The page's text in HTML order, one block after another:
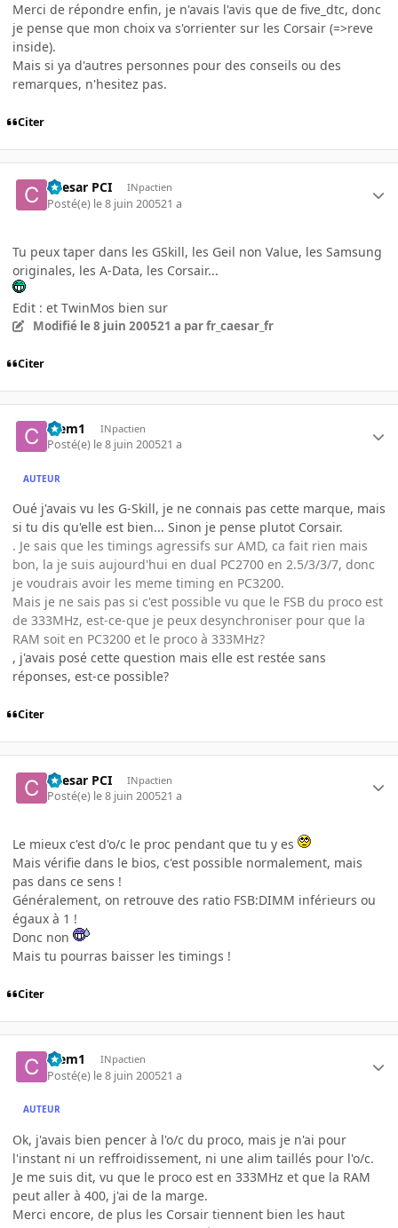
Merci de répondre enfin, je n'avais l'avis que de five_dtc, donc
je pense que mon choix va s'orrienter sur les Corsair (=>reve
inside).
Mais si ya d'autres personnes pour des conseils ou des
remarques, n'hesitez pas.
Citer
Caesar PCI INpactien
Posté(e) le 8 juin 200521 a
Tu peux taper dans les GSkill, les Geil non Value, les Samsung
originales, les A-Data, les Corsair...
Edit : et TwinMos bien sur
Modifié le 8 juin 200521 a par fr_caesar_fr
Citer
Clem1 INpactien
Posté(e) le 8 juin 200521 a
AUTEUR
Oué j'avais vu les G-Skill, je ne connais pas cette marque, mais
si tu dis qu'elle est bien... Sinon je pense plutot Corsair.
. Je sais que les timings agressifs sur AMD, ca fait rien mais
bon, la je suis aujourd'hui en dual PC2700 en 2.5/3/3/7, donc
je voudrais avoir les meme timing en PC3200.
Mais je ne sais pas si c'est possible vu que le FSB du proco est
de 333MHz, est-ce-que je peux desynchroniser pour que la
RAM soit en PC3200 et le proco à 333MHz?
, j'avais posé cette question mais elle est restée sans
réponses, est-ce possible?
Citer
Caesar PCI INpactien
Posté(e) le 8 juin 200521 a
Le mieux c'est d'o/c le proc pendant que tu y es
Mais vérifie dans le bios, c'est possible normalement, mais
pas dans ce sens !
Généralement, on retrouve des ratio FSB:DIMM inférieurs ou
égaux à 1 !
Donc non
Mais tu pourras baisser les timings !
Citer
Clem1 INpactien
Posté(e) le 8 juin 200521 a
AUTEUR
Ok, j'avais bien pencer à l'o/c du proco, mais je n'ai pour
l'instant ni un reffroidissement, ni une alim taillés pour l'o/c.
Je me suis dit, vu que le proco est en 333MHz et que la RAM
peut aller à 400, j'ai de la marge.
Merci encore, de plus les Corsair tiennent bien les haut